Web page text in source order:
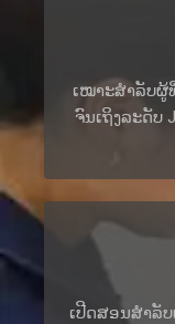
ເໝາະສໍາລັບຜູ້
ຈົນເຖິງລະດັບ
ເປີດສອນສໍາລັ